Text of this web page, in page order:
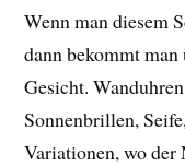
Wenn man diesem
dann bekommt
Gesicht.
Sonnenbrillen,
Variationen, wo der